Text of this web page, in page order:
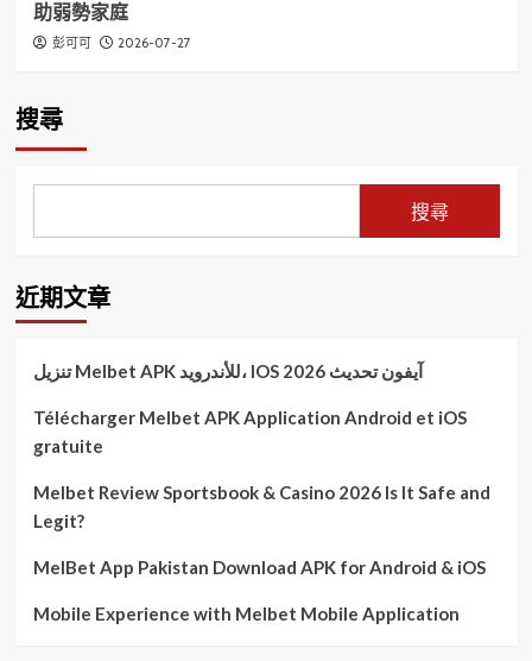
助弱勢家庭
彭可可 2026-07-27
搜尋
搜尋
近期文章
تنزيل Melbet APK للأندرويد، IOS آيفون تحديث 2026
Télécharger Melbet APK Application Android et iOS
gratuite
Melbet Review Sportsbook & Casino 2026 Is It Safe and
Legit?
MelBet App Pakistan Download APK for Android & iOS
Mobile Experience with Melbet Mobile Application